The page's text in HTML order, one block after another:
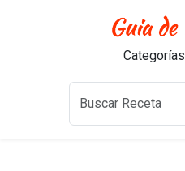
Categorías